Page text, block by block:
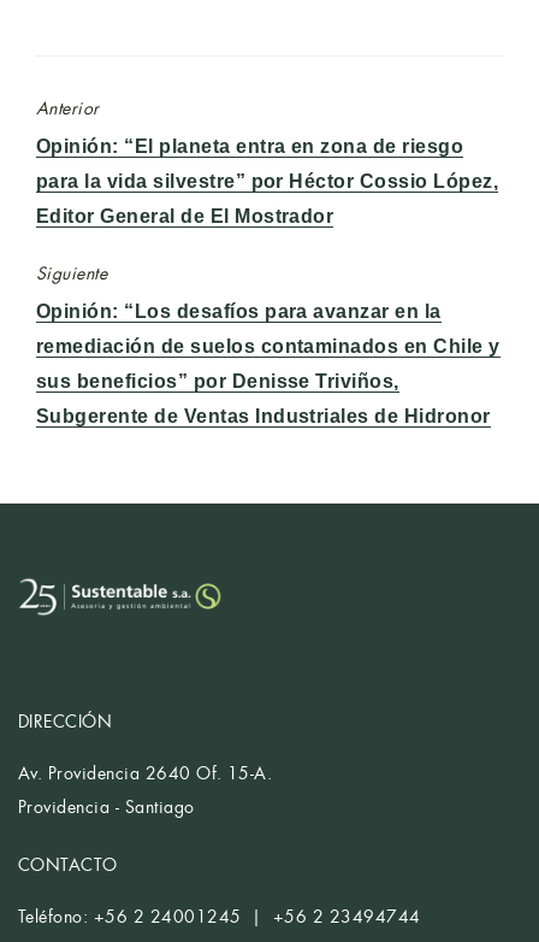
Anterior
Entrada
anterior:
Opinión: “El planeta entra en zona de riesgo
para la vida silvestre” por Héctor Cossio López,
Editor General de El Mostrador
Siguiente
Entrada
siguiente:
Opinión: “Los desafíos para avanzar en la
remediación de suelos contaminados en Chile y
sus beneficios” por Denisse Triviños,
Subgerente de Ventas Industriales de Hidronor
DIRECCIÓN
Av. Providencia 2640 Of. 15-A.
Providencia - Santiago
CONTACTO
Teléfono: +56 2 24001245 | +56 2 23494744